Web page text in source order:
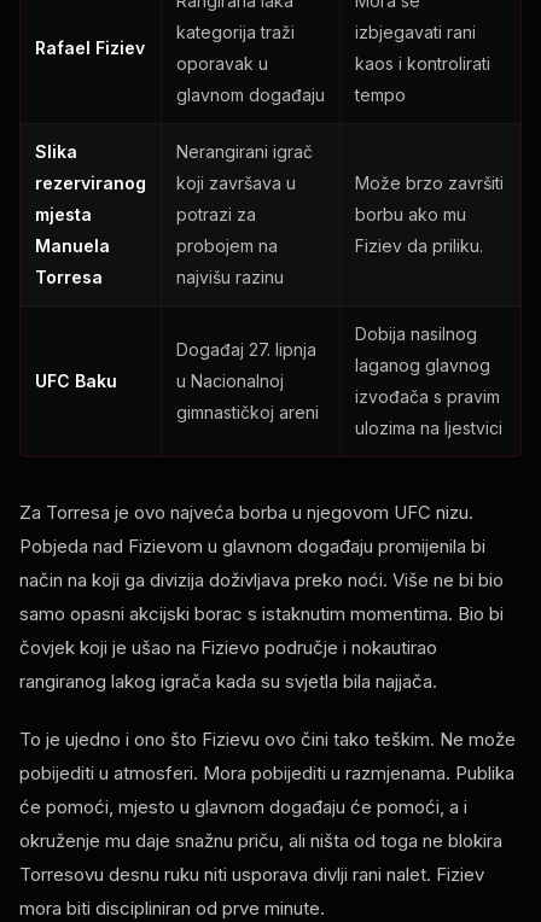
Rafael Fiziev
kategorija traži
oporavak u
glavnom događaju
izbjegavati rani
kaos i kontrolirati
tempo
Slika
rezerviranog
mjesta
Manuela
Torresa
Nerangirani igrač
koji završava u
potrazi za
probojem na
najvišu razinu
Može brzo završiti
borbu ako mu
Fiziev da priliku.
UFC Baku
Događaj 27. lipnja
u Nacionalnoj
gimnastičkoj areni
Dobija nasilnog
laganog glavnog
izvođača s pravim
ulozima na ljestvici
Za Torresa je ovo najveća borba u njegovom UFC nizu.
Pobjeda nad Fizievom u glavnom događaju promijenila bi
način na koji ga divizija doživljava preko noći. Više ne bi bio
samo opasni akcijski borac s istaknutim momentima. Bio bi
čovjek koji je ušao na Fizievo područje i nokautirao
rangiranog lakog igrača kada su svjetla bila najjača.
To je ujedno i ono što Fizievu ovo čini tako teškim. Ne može
pobijediti u atmosferi. Mora pobijediti u razmjenama. Publika
će pomoći, mjesto u glavnom događaju će pomoći, a i
okruženje mu daje snažnu priču, ali ništa od toga ne blokira
Torresovu desnu ruku niti usporava divlji rani nalet. Fiziev
mora biti discipliniran od prve minute.